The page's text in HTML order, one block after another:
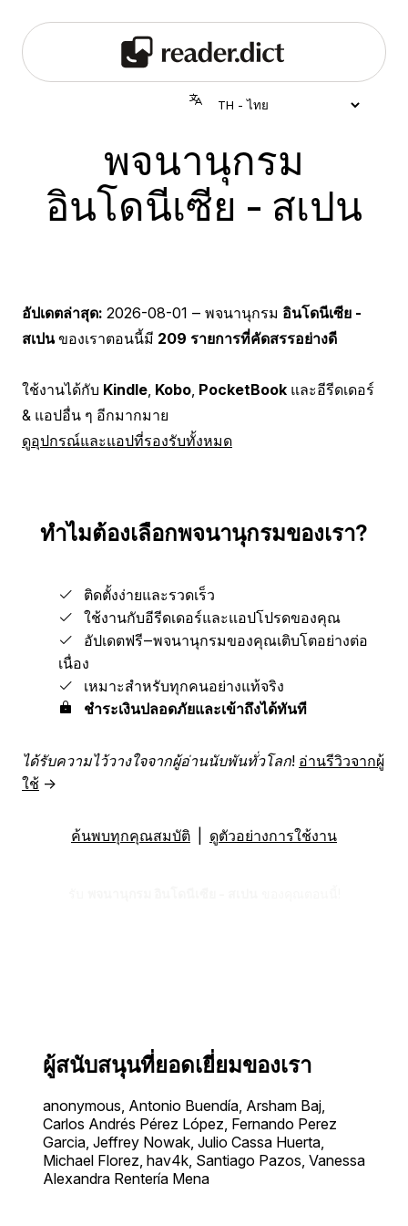
พจนานุกรม
อินโดนีเซีย - สเปน
อัปเดตล่าสุด: 2026-08-01 ‒ พจนานุกรม อินโดนีเซีย -
สเปนของเราตอนนี้มี 209 รายการที่คัดสรรอย่างดี
ใช้งานได้กับ Kindle Kobo PocketBook และอีรีดเดอร์
& แอปอื่น ๆ อีกมากมาย
ดูอุปกรณ์และแอปที่รองรับทั้งหมด
ทำไมต้องเลือกพจนานุกรมของเรา?
ติดตั้งง่ายและรวดเร็ว
ใช้งานกับอีรีดเดอร์และแอปโปรดของคุณ
อัปเดตฟรี‒พจนานุกรมของคุณเติบโตอย่างต่อ
เนื่อง
เหมาะสำหรับทุกคนอย่างแท้จริง
ชำระเงินปลอดภัยและเข้าถึงได้ทันที
ได้รับความไว้วางใจจากผู้อ่านนับพันทั่วโลก! อ่านรีวิวจากผู้
ใช้ →
ค้นพบทุกคุณสมบัติ ดูตัวอย่างการใช้งาน
ผู้สนับสนุนที่ยอดเยี่ยมของเรา
anonymous, Antonio Buendía, Arsham Baj,
Carlos Andrés Pérez López, Fernando Perez
Garcia, Jeffrey Nowak, Julio Cassa Huerta,
Michael Florez, hav4k, Santiago Pazos, Vanessa
Alexandra Rentería Mena